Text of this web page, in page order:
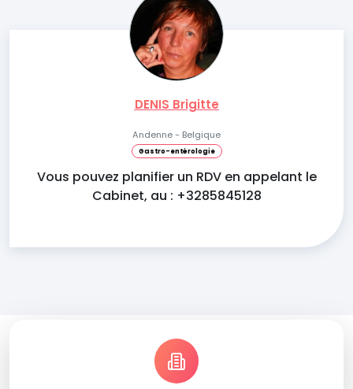
DENIS Brigitte
Andenne - Belgique
Gastro-entérologie
Vous pouvez planifier un RDV en appelant le
Cabinet, au : +3285845128